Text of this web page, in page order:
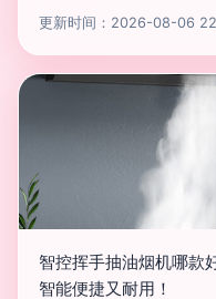
更新时间：2026-08-06
智控挥手抽油烟机哪款
智能便捷又耐用！